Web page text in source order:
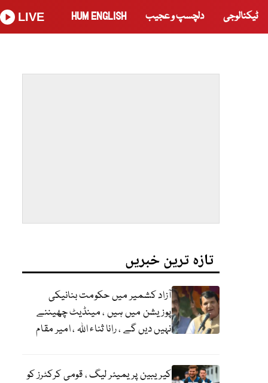
ٹیکنالوجی دلچسپ و عجیب HUM ENGLISH
LIVE
تازہ ترین خبریں
آزاد کشمیر میں حکومت بنانیکی
پوزیشن میں ہیں ، مینڈیٹ چھیننے
نہیں دیں گے ، رانا ثناء اللہ ، امیر مقام
کیریبین پریمیئر لیگ ، قومی کرکٹرز کو